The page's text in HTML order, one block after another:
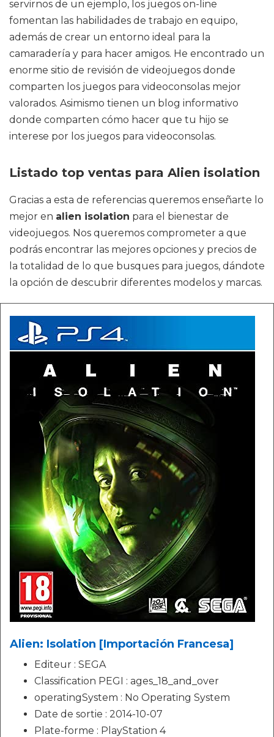
servirnos de un ejemplo, los juegos on-line
fomentan las habilidades de trabajo en equipo,
además de crear un entorno ideal para la
camaradería y para hacer amigos. He encontrado un
enorme sitio de revisión de videojuegos donde
comparten los juegos para videoconsolas mejor
valorados. Asimismo tienen un blog informativo
donde comparten cómo hacer que tu hijo se
interese por los juegos para videoconsolas.
Listado top ventas para Alien isolation
Gracias a esta de referencias queremos enseñarte lo
mejor en alien isolation para el bienestar de
videojuegos. Nos queremos comprometer a que
podrás encontrar las mejores opciones y precios de
la totalidad de lo que busques para juegos, dándote
la opción de descubrir diferentes modelos y marcas.
Alien: Isolation [Importación Francesa]
Editeur : SEGA
Classification PEGI : ages_18_and_over
operatingSystem : No Operating System
Date de sortie : 2014-10-07
Plate-forme : PlayStation 4